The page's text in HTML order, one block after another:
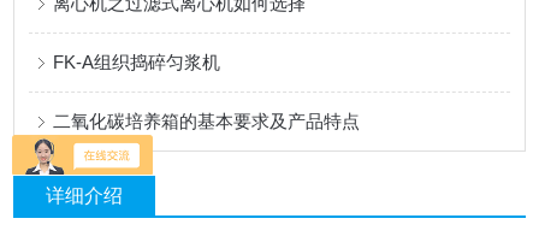
FK-A组织捣碎匀浆机
二氧化碳培养箱的基本要求及产品特点
详细介绍